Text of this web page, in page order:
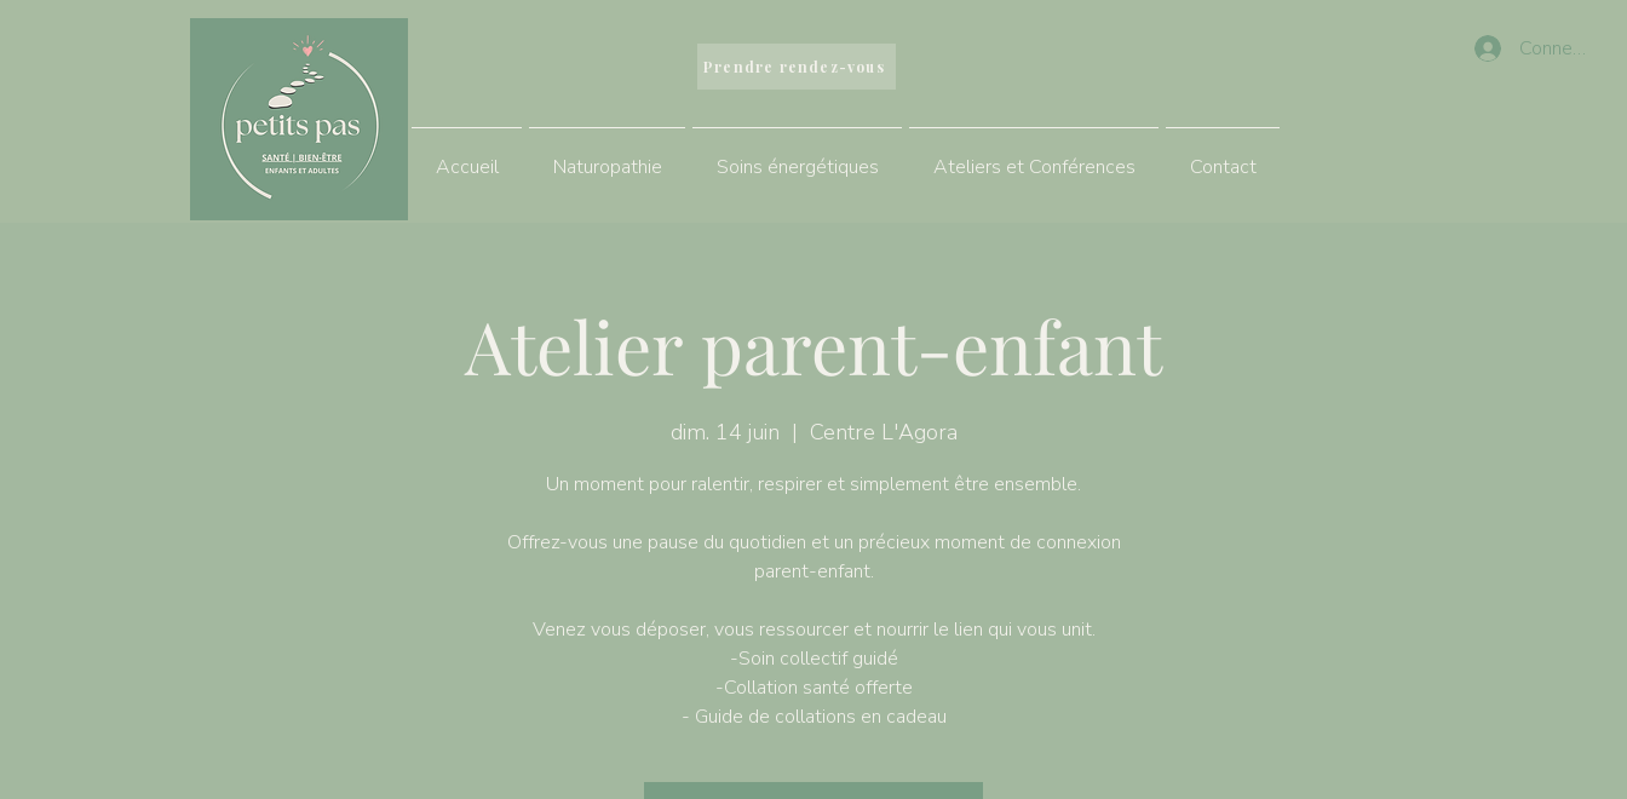
Connexion
Prendre rendez-vous
Accueil Naturopathie Soins énergétiques Ateliers et Conférences Contact
Atelier parent-enfant
dim. 14 juin
  |
Centre L'Agora
Un moment pour ralentir, respirer et simplement être ensemble.
Offrez-vous une pause du quotidien et un précieux moment de connexion
parent-enfant.
Venez vous déposer, vous ressourcer et nourrir le lien qui vous unit.
-Soin collectif guidé
-Collation santé offerte
- Guide de collations en cadeau